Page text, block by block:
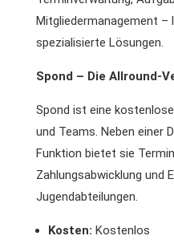
Mitgliedermanagement –
spezialisierte Lösungen.
Spond – Die Allround-
Spond ist eine
und Teams. Neben einer
Funktion bietet sie
Zahlungsabwicklung und
Jugendabteilungen.
Kosten: Kostenlos